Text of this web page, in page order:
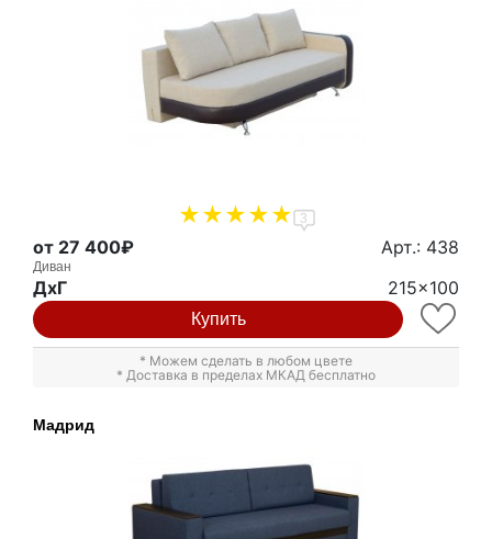
3
от 27 400₽ Арт.: 438
Диван
ДxГ 215x100
Купить
* Можем сделать в любом цвете
* Доставка в пределах МКАД бесплатно
Мадрид